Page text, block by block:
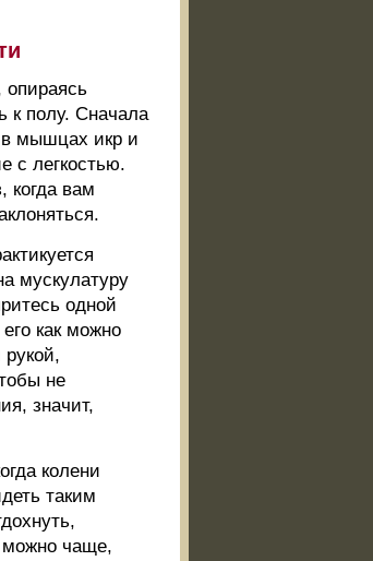
опираясь
к полу. Сначала
в мышцах икр и
с легкостью.
когда вам
мускулатуру
одной
как можно
не
значит,
колени
таким
можно чаще,